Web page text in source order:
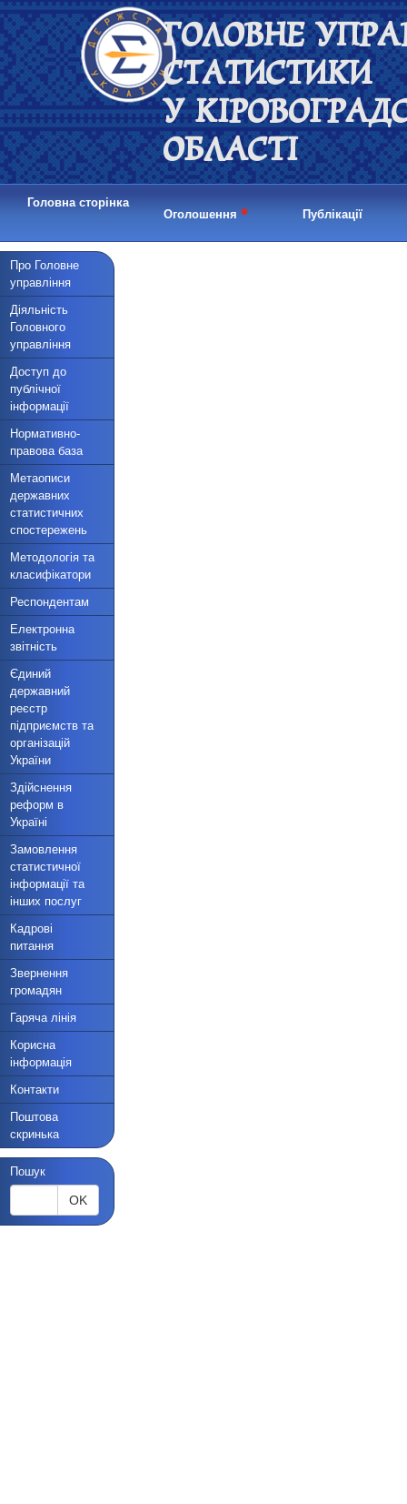
ГОЛОВНЕ
СТАТИСТИКИ
У
ОБЛАСТІ
Головна сторінка
Оголошення • Публікації
Про Головне
управління
Діяльність
Головного
управління
Доступ до
публічної
інформації
Нормативно-
правова база
Метаописи
державних
статистичних
спостережень
Методологія та
класифікатори
Респондентам
Електронна
звітність
Єдиний
державний
реєстр
підприємств та
організацій
України
Здійснення
реформ в
Україні
Замовлення
статистичної
інформації та
інших послуг
Кадрові
питання
Звернення
громадян
Гаряча лінія
Корисна
інформація
Контакти
Поштова
скринька
Пошук
OK